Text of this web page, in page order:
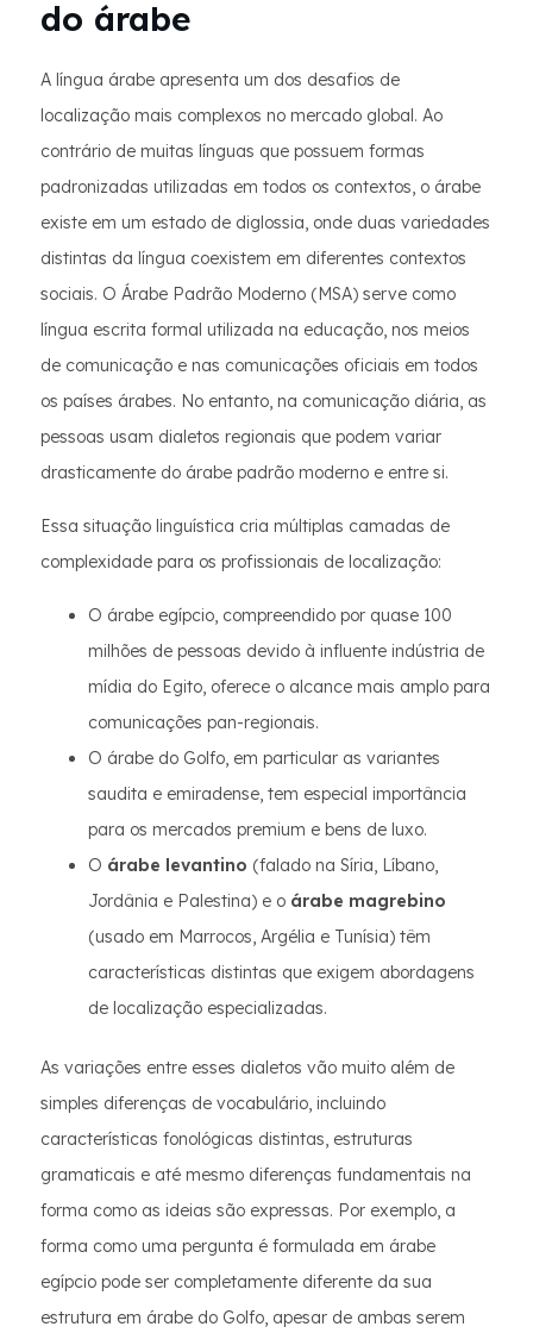
do árabe
A língua árabe apresenta um dos desafios de
localização mais complexos no mercado global. Ao
contrário de muitas línguas que possuem formas
padronizadas utilizadas em todos os contextos, o árabe
existe em um estado de diglossia, onde duas variedades
distintas da língua coexistem em diferentes contextos
sociais. O Árabe Padrão Moderno (MSA) serve como
língua escrita formal utilizada na educação, nos meios
de comunicação e nas comunicações oficiais em todos
os países árabes. No entanto, na comunicação diária, as
pessoas usam dialetos regionais que podem variar
drasticamente do árabe padrão moderno e entre si.
Essa situação linguística cria múltiplas camadas de
complexidade para os profissionais de localização:
O árabe egípcio, compreendido por quase 100
milhões de pessoas devido à influente indústria de
mídia do Egito, oferece o alcance mais amplo para
comunicações pan-regionais.
O árabe do Golfo, em particular as variantes
saudita e emiradense, tem especial importância
para os mercados premium e bens de luxo.
O árabe levantino (falado na Síria, Líbano,
Jordânia e Palestina) e o árabe magrebino
(usado em Marrocos, Argélia e Tunísia) têm
características distintas que exigem abordagens
de localização especializadas.
As variações entre esses dialetos vão muito além de
simples diferenças de vocabulário, incluindo
características fonológicas distintas, estruturas
gramaticais e até mesmo diferenças fundamentais na
forma como as ideias são expressas. Por exemplo, a
forma como uma pergunta é formulada em árabe
egípcio pode ser completamente diferente da sua
estrutura em árabe do Golfo, apesar de ambas serem